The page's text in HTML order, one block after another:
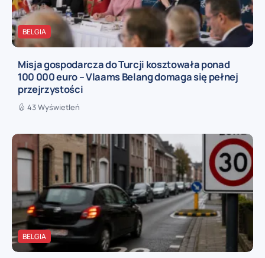
BELGIA
Misja gospodarcza do Turcji kosztowała ponad
100 000 euro – Vlaams Belang domaga się pełnej
przejrzystości
43 Wyświetleń
BELGIA